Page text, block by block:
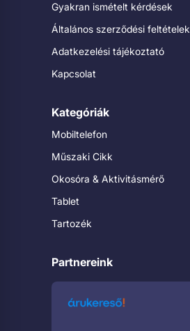
Gyakran ismételt kérdések
Általános szerződési feltételek
Adatkezelési tájékoztató
Kapcsolat
Kategóriák
Mobiltelefon
Műszaki Cikk
Okosóra & Aktivitásmérő
Tablet
Tartozék
Partnereink